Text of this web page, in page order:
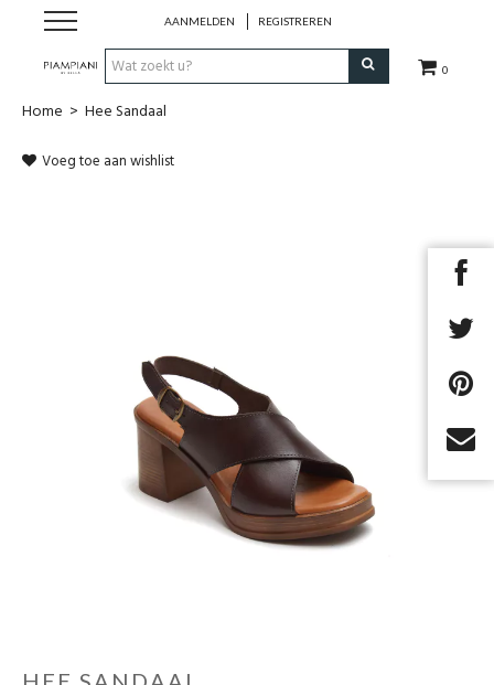
0
AANMELDEN REGISTREREN
Nieuwe Collectie
Home > Hee Sandaal
Voeg toe aan wishlist